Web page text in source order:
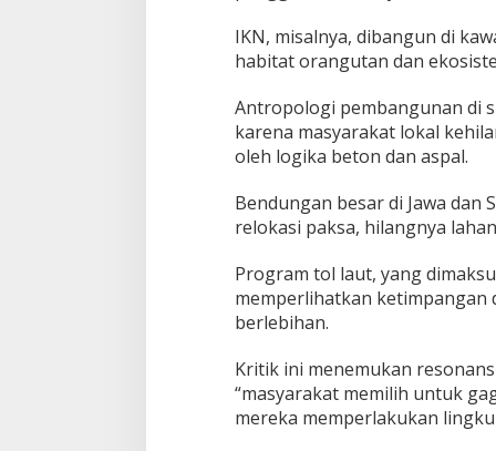
IKN, misalnya, dibangun di
habitat orangutan dan
Antropologi pembangunan di
karena masyarakat lokal
oleh logika beton dan aspal.
Bendungan besar di Jawa dan
relokasi paksa, hilangnya
Program tol laut, yang
memperlihatkan ketimpangan
berlebihan.
Kritik ini menemukan
“masyarakat memilih untuk
mereka memperlakukan